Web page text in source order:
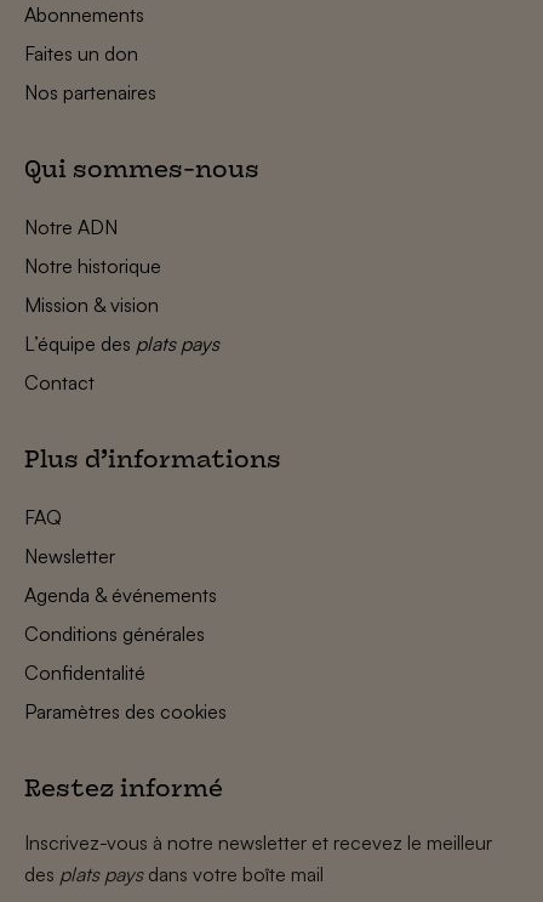
Abonnements
Faites un don
Nos partenaires
Qui sommes-nous
Notre ADN
Notre historique
Mission & vision
L’équipe des plats pays
Contact
Plus d’informations
FAQ
Newsletter
Agenda & événements
Conditions générales
Confidentalité
Paramètres des cookies
Restez informé
Inscrivez-vous à notre newsletter et recevez le meilleur
des plats paysdans votre boîte mail